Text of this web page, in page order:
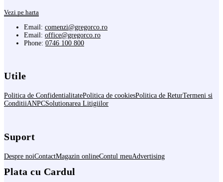
Vezi pe harta
Email: comenzi@gregorco.ro
Email: office@gregorco.ro
Phone: 0746 100 800
Utile
Politica de ConfidentialitatePolitica de cookiesPolitica de ReturTermeni si
ConditiiANPCSolutionarea Litigiilor
Suport
Despre noiContactMagazin onlineContul meuAdvertising
Plata cu Cardul